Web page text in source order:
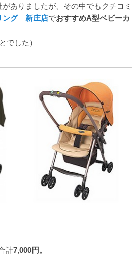
ありましたが、その中でもクチコミ
ング 新庄店でおすすめA型ベビーカ
でした）
計7,000円。